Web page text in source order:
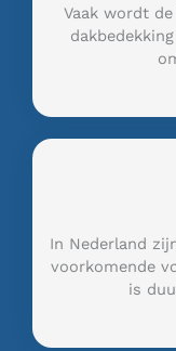
Vaak wordt
In Nederland
voorkomende
is